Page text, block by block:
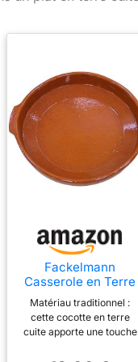
Fackelmann
Casserole en Terre
Cuite Traditionnelle,
Casserole en
céramique Rustique,
adaptée pour
Matériau traditionnel :
cette cocotte en terre
cuite apporte une touche